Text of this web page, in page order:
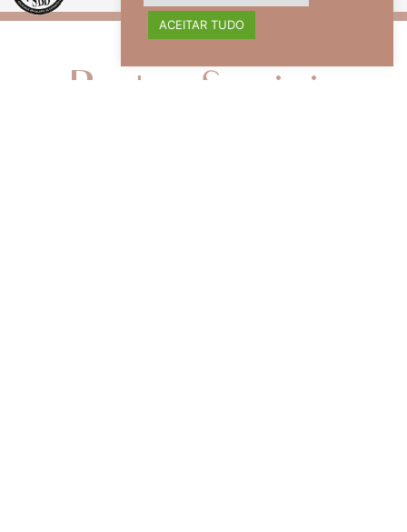
Redes Sociais
ACEITAR TUDO